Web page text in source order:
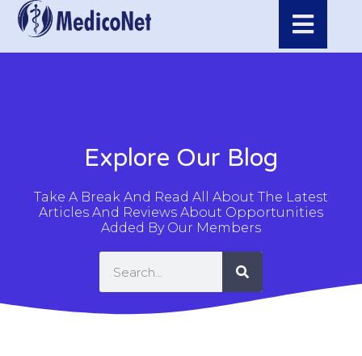
Explore Our Blog
Take A Break And Read All About The Latest
Articles And Reviews About Opportunities
Added By Our Members